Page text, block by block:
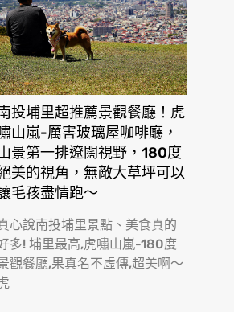
投埔里超推薦景觀餐廳！虎
山嵐-厲害玻璃屋咖啡廳，
景第一排遼闊視野，180度
美的視角，無敵大草坪可以
毛孩盡情跑〜
心說南投埔里景點、美食真的
多! 埔里最高,虎嘯山嵐-180度
觀餐廳,果真名不虛傳,超美啊〜